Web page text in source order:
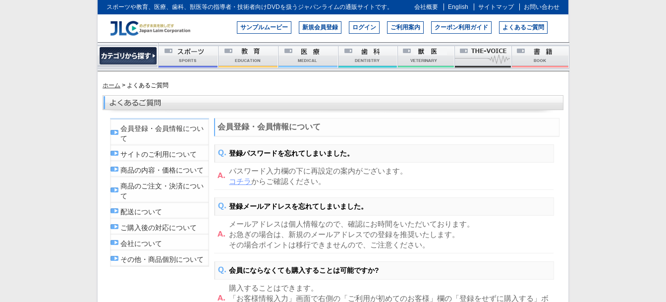
スポーツや教育、医療、歯科、獣医等の指導者・技術者向けDVDを扱うジャパンライムの通販サイトです。 会社概要 English サイトマップ お問い合わせ
サンプルムービー 新規会員登録 ログイン ご利用案内 クーポン利用ガイド よくあるご質問
ホーム > よくあるご質問
会員登録・会員情報につい
て
サイトのご利用について
商品の内容・価格について
商品のご注文・決済につい
て
配送について
ご購入後の対応について
会社について
その他・商品個別について
会員登録・会員情報について
登録パスワードを忘れてしまいました。
パスワード入力欄の下に再設定の案内がございます。
コチラからご確認ください。
登録メールアドレスを忘れてしまいました。
メールアドレスは個人情報なので、確認にお時間をいただいております。
お急ぎの場合は、新規のメールアドレスでの登録を推奨いたします。
その場合ポイントは移行できませんので、ご注意ください。
会員にならなくても購入することは可能ですか?
購入することはできます。
「お客様情報入力」画面で右側の「ご利用が初めてのお客様」欄の「登録をせずに購入する」ボ